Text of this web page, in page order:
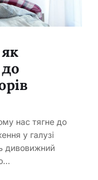
нас тягне до
у галузі
дивовижний